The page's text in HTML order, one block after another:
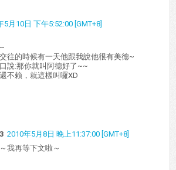
5月10日 下午5:52:00 [GMT+8]
往的時候有一天他跟我說他很有美德~
說:那你就叫阿德好了~~
不賴，就這樣叫囉XD
2010年5月8日 晚上11:37:00 [GMT+8]
我再等下文啦～